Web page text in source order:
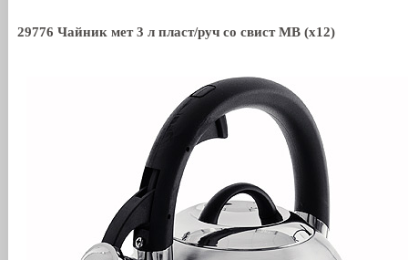
29776 Чайник мет 3 л пласт/руч со свист MB (х12)